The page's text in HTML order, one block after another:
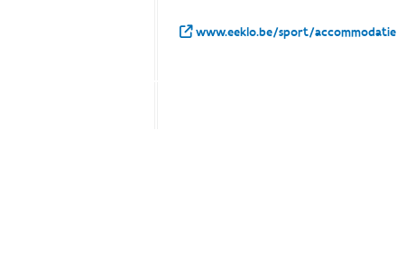
www.eeklo.be/sport/accommodatie